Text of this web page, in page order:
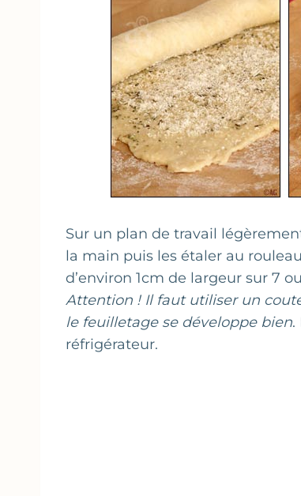
Sur un plan de travail
la main puis les étaler au
d’environ 1cm de largeur sur 7
Attention ! Il faut utiliser un
le feuilletage se développe bien.
réfrigérateur.